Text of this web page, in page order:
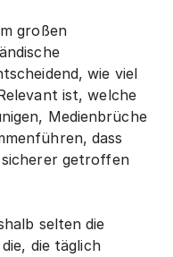
großen
wie viel
ist, welche
Medienbrüche
dass
getroffen
selten die
die täglich